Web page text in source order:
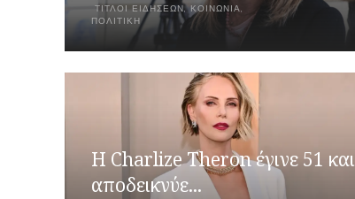
ΤΊΤΛΟΙ ΕΙΔΉΣΕΩΝ, ΚΟΙΝΩΝΊΑ,
ΠΟΛΙΤΙΚΉ
Η Charlize Theron έγινε 51 και
αποδεικνύε...